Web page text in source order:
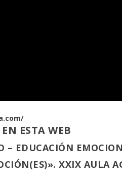
ESTA WEB
– EDUCACIÓN
XXIX AULA